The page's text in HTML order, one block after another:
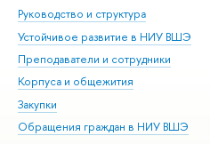
Руководство и структура
Устойчивое развитие в НИУ ВШЭ
Преподаватели и сотрудники
Корпуса и общежития
Закупки
Обращения граждан в НИУ ВШЭ